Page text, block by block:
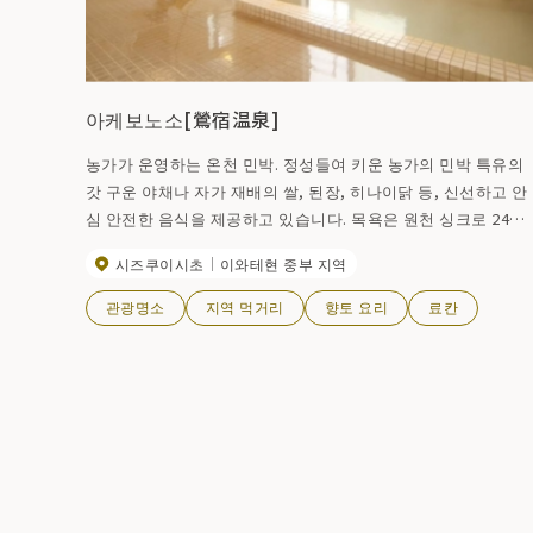
아케보노소[鶯宿温泉]
농가가 운영하는 온천 민박. 정성들여 키운 농가의 민박 특유의
갓 구운 야채나 자가 재배의 쌀, 된장, 히나이닭 등, 신선하고 안
심 안전한 음식을 제공하고 있습니다. 목욕은 원천 싱크로 24시
시즈쿠이시초 이와테현 중부 지역
관광명소 지역 먹거리 향토 요리 료칸